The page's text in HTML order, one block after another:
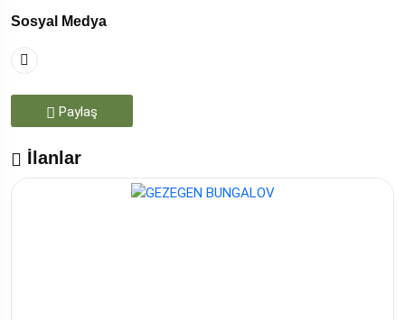
Sosyal Medya
Paylaş
İlanlar